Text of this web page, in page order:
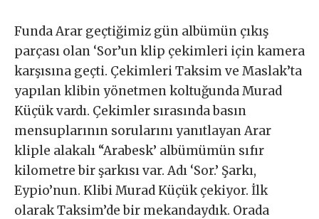
Funda Arar geçtiğimiz gün albümün çıkış
parçası olan ‘Sor’un klip çekimleri için kamera
karşısına geçti. Çekimleri Taksim ve Maslak’ta
yapılan klibin yönetmen koltuğunda Murad
Küçük vardı. Çekimler sırasında basın
mensuplarının sorularını yanıtlayan Arar
kliple alakalı “Arabesk’ albümümün sıfır
kilometre bir şarkısı var. Adı ‘Sor.’ Şarkı,
Eypio’nun. Klibi Murad Küçük çekiyor. İlk
olarak Taksim’de bir mekandaydık. Orada